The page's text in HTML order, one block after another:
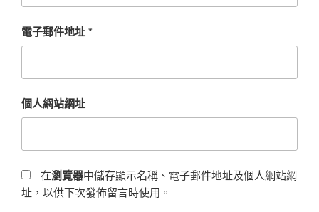
電子郵件地址*
個人網站網址
在瀏覽器中儲存顯示名稱、電子郵件地址及個人網站網
址，以供下次發佈留言時使用。